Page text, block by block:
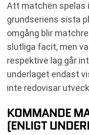
Att matchen spelas
grundseriens sista
omgång blir
slutliga facit, men
respektive lag går
underlaget endast
inte redovisar
KOMMANDE
(ENLIGT